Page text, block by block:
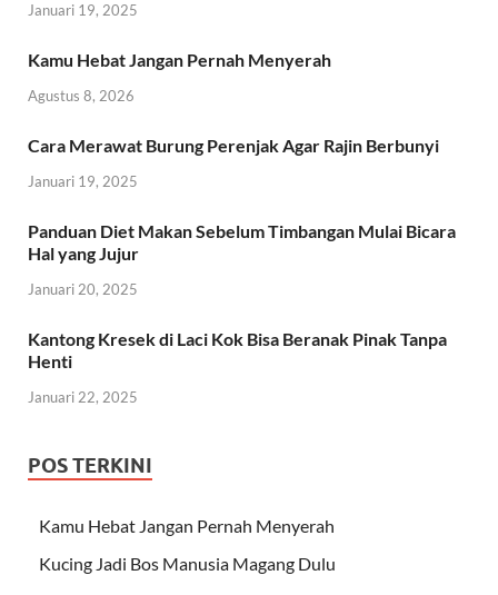
Januari 19, 2025
Kamu Hebat Jangan Pernah Menyerah
Agustus 8, 2026
Cara Merawat Burung Perenjak Agar Rajin Berbunyi
Januari 19, 2025
Panduan Diet Makan Sebelum Timbangan Mulai Bicara
Hal yang Jujur
Januari 20, 2025
Kantong Kresek di Laci Kok Bisa Beranak Pinak Tanpa
Henti
Januari 22, 2025
POS TERKINI
Kamu Hebat Jangan Pernah Menyerah
Kucing Jadi Bos Manusia Magang Dulu